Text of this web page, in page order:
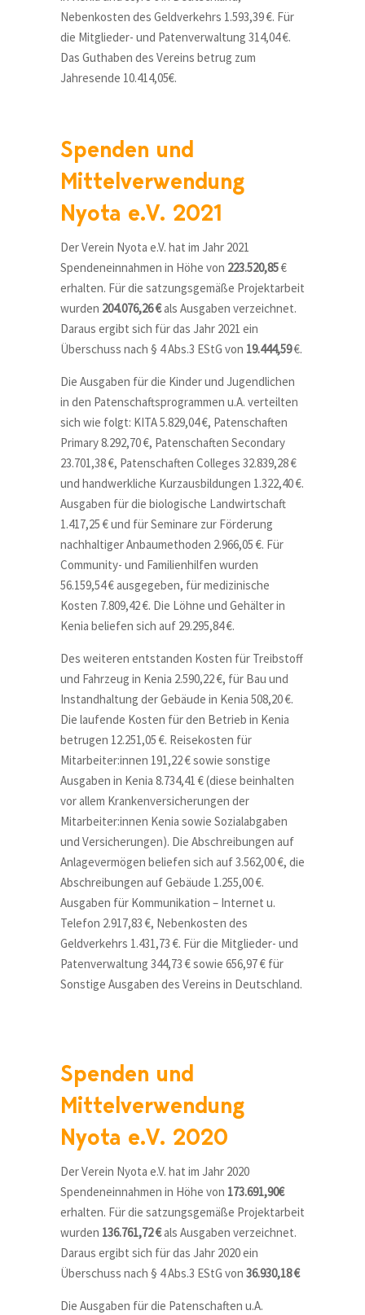
Nebenkosten des Geldverkehrs 1.593,39 €. Für
die Mitglieder- und Patenverwaltung 314,04 €.
Das Guthaben des Vereins betrug zum
Jahresende 10.414,05€.
Spenden und
Mittelverwendung
Nyota e.V. 2021
Der Verein Nyota e.V. hat im Jahr 2021
Spendeneinnahmen in Höhe von 223.520,85€
erhalten. Für die satzungsgemäße Projektarbeit
wurden 204.076,26 €als Ausgaben verzeichnet.
Daraus ergibt sich für das Jahr 2021 ein
Überschuss nach § 4 Abs.3 EStG von 19.444,59€.
Die Ausgaben für die Kinder und Jugendlichen
in den Patenschaftsprogrammen u.A. verteilten
sich wie folgt: KITA 5.829,04 €, Patenschaften
Primary 8.292,70 €, Patenschaften Secondary
23.701,38 €, Patenschaften Colleges 32.839,28 €
und handwerkliche Kurzausbildungen 1.322,40 €.
Ausgaben für die biologische Landwirtschaft
1.417,25 € und für Seminare zur Förderung
nachhaltiger Anbaumethoden 2.966,05 €. Für
Community- und Familienhilfen wurden
56.159,54 € ausgegeben, für medizinische
Kosten 7.809,42 €. Die Löhne und Gehälter in
Kenia beliefen sich auf 29.295,84 €.
Des weiteren entstanden Kosten für Treibstoff
und Fahrzeug in Kenia 2.590,22 €, für Bau und
Instandhaltung der Gebäude in Kenia 508,20 €.
Die laufende Kosten für den Betrieb in Kenia
betrugen 12.251,05 €. Reisekosten für
Mitarbeiter:innen 191,22 € sowie sonstige
Ausgaben in Kenia 8.734,41 € (diese beinhalten
vor allem Krankenversicherungen der
Mitarbeiter:innen Kenia sowie Sozialabgaben
und Versicherungen). Die Abschreibungen auf
Anlagevermögen beliefen sich auf 3.562,00 €, die
Abschreibungen auf Gebäude 1.255,00 €.
Ausgaben für Kommunikation – Internet u.
Telefon 2.917,83 €, Nebenkosten des
Geldverkehrs 1.431,73 €. Für die Mitglieder- und
Patenverwaltung 344,73 € sowie 656,97 € für
Sonstige Ausgaben des Vereins in Deutschland.
Spenden und
Mittelverwendung
Nyota e.V. 2020
Der Verein Nyota e.V. hat im Jahr 2020
Spendeneinnahmen in Höhe von 173.691,90€
erhalten. Für die satzungsgemäße Projektarbeit
wurden 136.761,72 €als Ausgaben verzeichnet.
Daraus ergibt sich für das Jahr 2020 ein
Überschuss nach § 4 Abs.3 EStG von 36.930,18 €
Die Ausgaben für die Patenschaften u.A.